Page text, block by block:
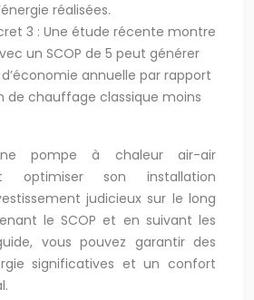
réalisées.
3 : Une étude récente montre
un SCOP de 5 peut générer
annuelle par rapport
de chauffage classique moins
pompe à chaleur air-air
optimiser son installation
judicieux sur le long
le SCOP et en suivant les
vous pouvez garantir des
significatives et un confort